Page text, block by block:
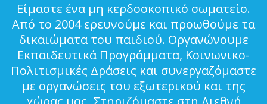
Είμαστε ένα μη κερδοσκοπικό σωματείο.
Από το 2004 ερευνούμε και προωθούμε τα
δικαιώματα του παιδιού. Οργανώνουμε
Εκπαιδευτικά Προγράμματα, Κοινωνικο-
Πολιτισμικές Δράσεις και συνεργαζόμαστε
με οργανώσεις του εξωτερικού και της